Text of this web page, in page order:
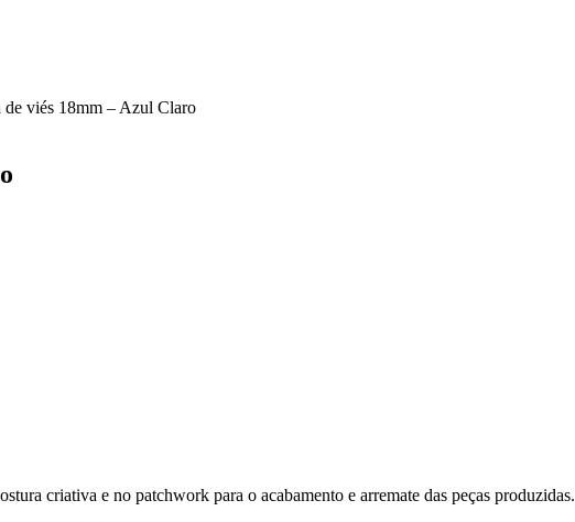
de viés 18mm – Azul Claro
criativa e no patchwork para o acabamento e arremate das peças produzidas.